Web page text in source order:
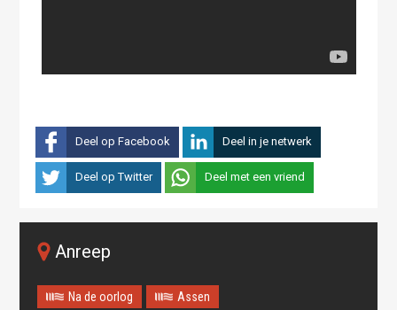
Deel op Facebook Deel in je netwerk
Deel op Twitter Deel met een vriend
Anreep
Na de oorlog Assen